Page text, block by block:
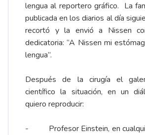
lengua al reportero gráfico. La
publicada en los diarios al día
recortó y la envió a Nissen
dedicatoria: “A Nissen mi
lengua”.
Después de la cirugía el
científico la situación, en un
quiero reproducir:
- Profesor Einstein, en